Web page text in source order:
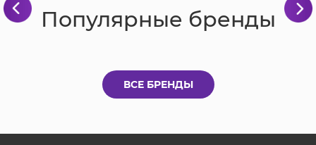
Популярные бренды
ВСЕ БРЕНДЫ